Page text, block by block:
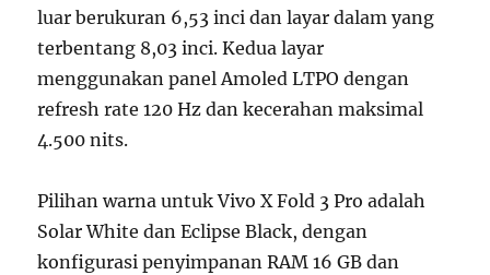
luar berukuran 6,53 inci dan layar dalam yang
terbentang 8,03 inci. Kedua layar
menggunakan panel Amoled LTPO dengan
refresh rate 120 Hz dan kecerahan maksimal
4.500 nits.
Pilihan warna untuk Vivo X Fold 3 Pro adalah
Solar White dan Eclipse Black, dengan
konfigurasi penyimpanan RAM 16 GB dan